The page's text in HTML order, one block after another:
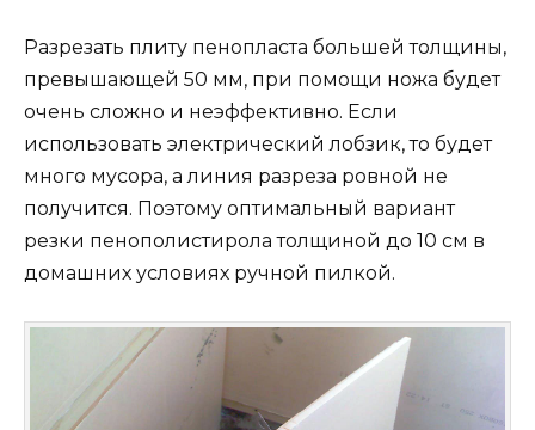
Разрезать плиту пенопласта большей толщины,
превышающей 50 мм, при помощи ножа будет
очень сложно и неэффективно. Если
использовать электрический лобзик, то будет
много мусора, а линия разреза ровной не
получится. Поэтому оптимальный вариант
резки пенополистирола толщиной до 10 см в
домашних условиях ручной пилкой.